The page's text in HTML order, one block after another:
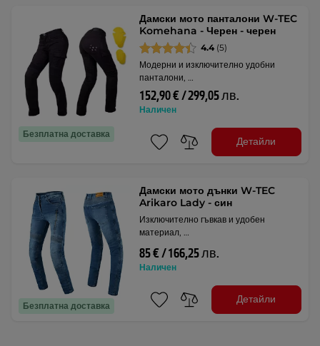
Безплатна доставка
Дамски мото панталони W-TEC
Komehana - Черен - черен
4.4 (5)
Модерни и изключително удобни
панталони, …
152,90 € / 299,05 лв.
Наличен
Детайли
Безплатна доставка
Дамски мото дънки W-TEC
Arikaro Lady - син
Изключително гъвкав и удобен
материал, …
85 € / 166,25 лв.
Наличен
Детайли